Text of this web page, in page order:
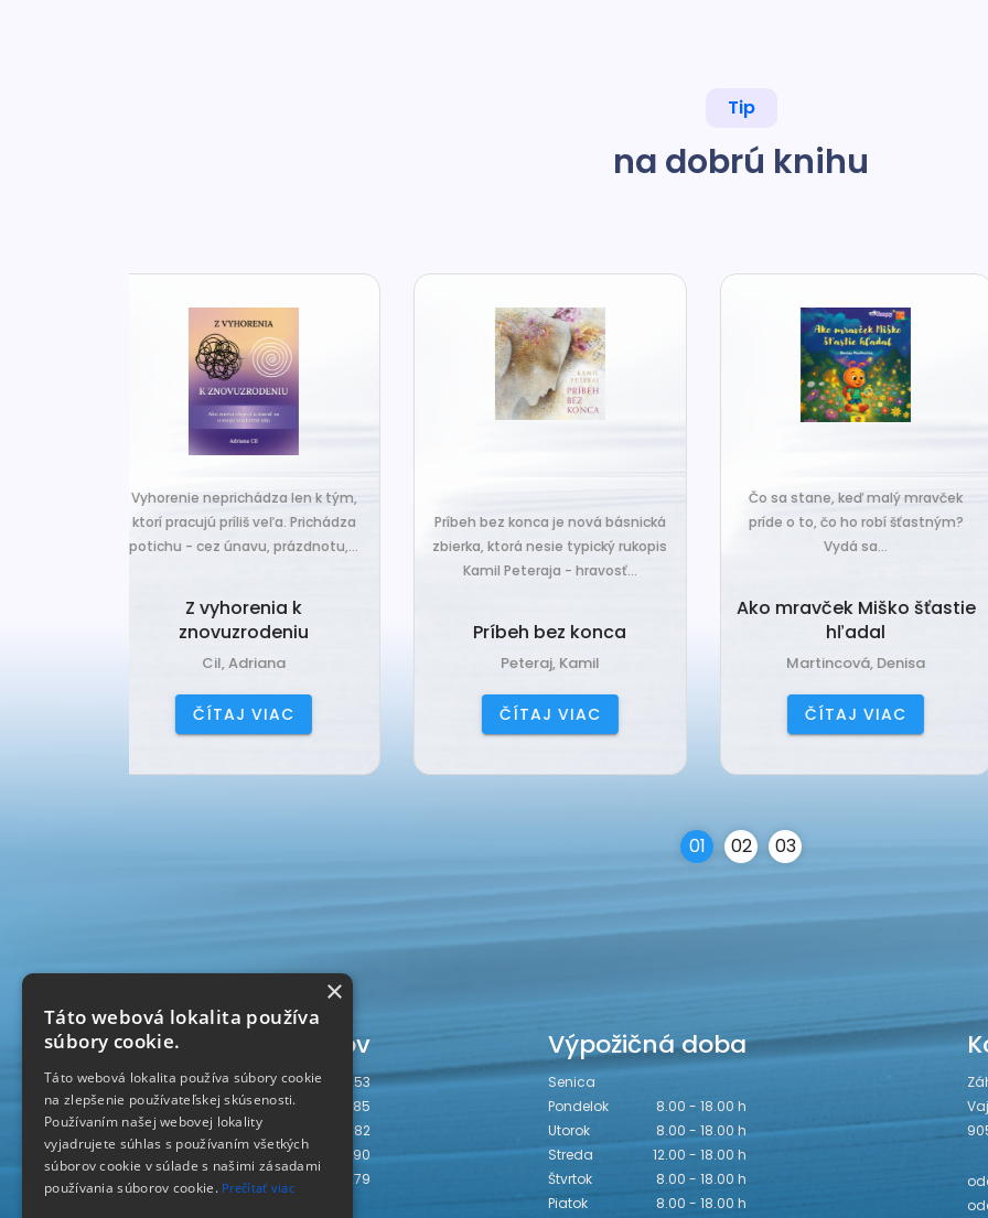
Tip
na dobrú knihu
Príbeh bez konca je nová básnická
zbierka, ktorá nesie typický rukopis
Príbeh bez konca
Peteraj, Kamil
ČÍTAJ VIAC
príde o to, čo ho robí šťastným?
Vydá sa...
hľadal
Martincová, Denisa
ČÍTAJ VIAC
Čo sa stane, keď sa do tichej
zákutiny škriatkov prisťahuje
Babka Tvorilka
Jančová, Katarína
ČÍTAJ VIAC
01 02 03
Počítadlo prístupov
Dnes
253
Včera
785
Tento týždeň
3782
Tento mesiac
5290
Spolu
238279
Výpožičná doba
Senica
Pondelok
8.00 - 18.00 h
Utorok
8.00 - 18.00 h
Streda
12.00 - 18.00 h
Štvrtok
8.00 - 18.00 h
Piatok
8.00 - 18.00 h
×
Táto webová lokalita používa
súbory cookie.
Táto webová lokalita používa súbory cookie
na zlepšenie používateľskej skúsenosti.
Používaním našej webovej lokality
vyjadrujete súhlas s používaním všetkých
súborov cookie v súlade s našimi zásadami
používania súborov cookie. Prečítať viac